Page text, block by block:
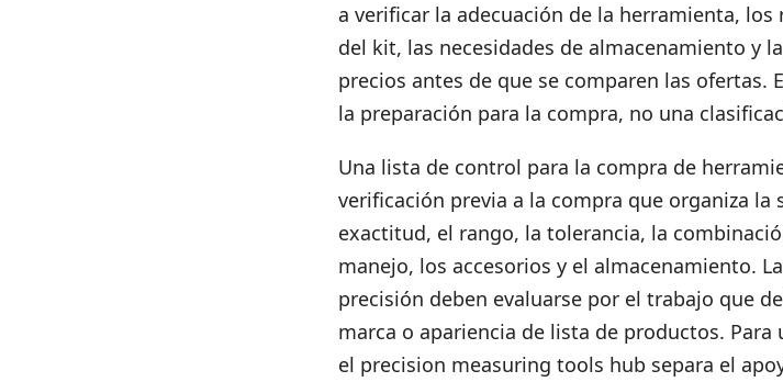
a verificar la adecuación de la herramienta,
del kit, las necesidades de almacenamiento y
precios antes de que se comparen las ofertas.
la preparación para la compra, no una
Una lista de control para la compra de
verificación previa a la compra que organiza
exactitud, el rango, la tolerancia, la
manejo, los accesorios y el almacenamiento.
precisión deben evaluarse por el trabajo que
marca o apariencia de lista de productos.
el precision measuring tools hub separa el